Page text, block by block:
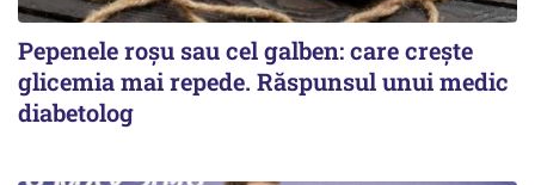
Pepenele roșu sau cel galben: care crește
glicemia mai repede. Răspunsul unui medic
diabetolog